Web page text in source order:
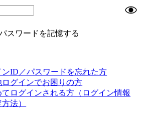
スワードを記憶する
ンID／パスワードを忘れた方
ログインでお困りの方
てログインされる方（ログイン情報
法）